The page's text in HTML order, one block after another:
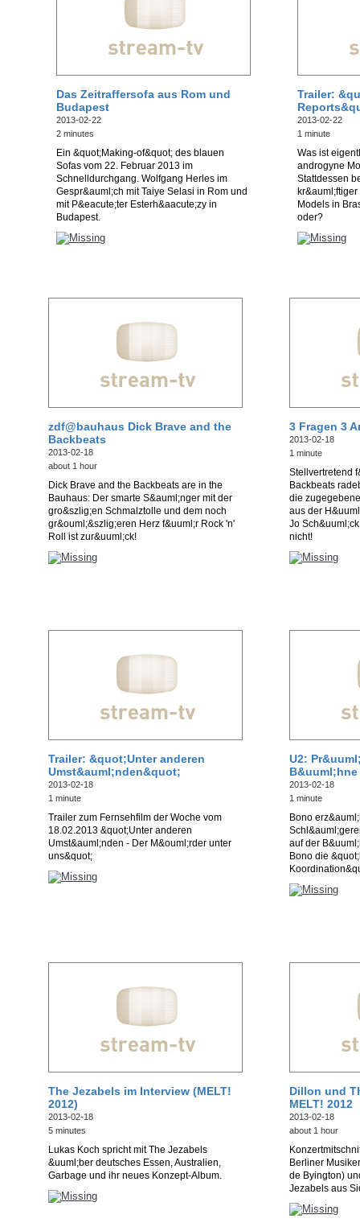
Das Zeitraffersofa aus Rom und
Budapest
2013-02-22
2 minutes
Ein &quot;Making-of&quot; des blauen
Sofas vom 22. Februar 2013 im
Schnelldurchgang. Wolfgang Herles im
Gespr&auml;ch mit Taiye Selasi in Rom und
mit P&eacute;ter Esterh&aacute;zy in
Budapest.
Trailer:
2013-02-22
1 minute
Was ist
androgyne
Stattdessen
Models in
oder?
zdf@bauhaus Dick Brave and the
Backbeats
2013-02-18
about 1 hour
Dick Brave and the Backbeats are in the
Bauhaus: Der smarte S&auml;nger mit der
gro&szlig;en Schmalztolle und dem noch
gr&ouml;&szlig;eren Herz f&uuml;r Rock 'n'
Roll ist zur&uuml;ck!
3 Fragen 3
2013-02-18
1 minute
Stellvertretend
Backbeats
die
aus der
Jo
nicht!
Trailer: &quot;Unter anderen
Umst&auml;nden&quot;
2013-02-18
1 minute
Trailer zum Fernsehfilm der Woche vom
18.02.2013 &quot;Unter anderen
Umst&auml;nden - Der M&ouml;rder unter
uns&quot;
U2:
B&uuml;hne
2013-02-18
1 minute
Bono
auf der
Bono die
The Jezabels im Interview (MELT!
2012)
2013-02-18
5 minutes
Lukas Koch spricht mit The Jezabels
&uuml;ber deutsches Essen, Australien,
Garbage und ihr neues Konzept-Album.
Dillon und
MELT! 2012
2013-02-18
about 1 hour
Berliner
de Byington)
Jezabels aus